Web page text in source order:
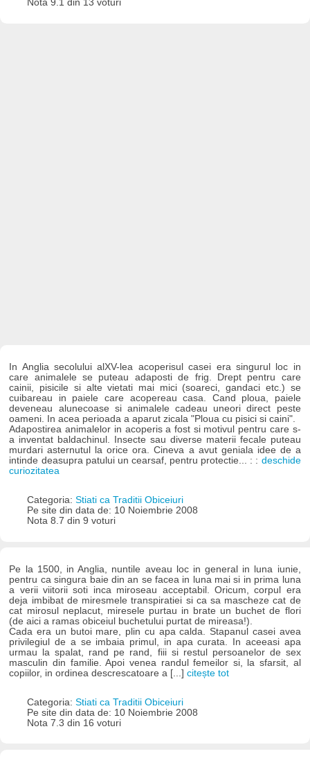
Nota 9.1 din 13 voturi
In Anglia secolului alXV-lea acoperisul casei era singurul loc in
care animalele se puteau adaposti de frig. Drept pentru care
cainii, pisicile si alte vietati mai mici (soareci, gandaci etc.) se
cuibareau in paiele care acopereau casa. Cand ploua, paiele
deveneau alunecoase si animalele cadeau uneori direct peste
oameni. In acea perioada a aparut zicala "Ploua cu pisici si caini".
Adapostirea animalelor in acoperis a fost si motivul pentru care s-
a inventat baldachinul. Insecte sau diverse materii fecale puteau
murdari asternutul la orice ora. Cineva a avut geniala idee de a
intinde deasupra patului un cearsaf, pentru protectie... : : deschide
curiozitatea
Categoria: Stiati ca Traditii Obiceiuri
Pe site din data de: 10 Noiembrie 2008
Nota 8.7 din 9 voturi
Pe la 1500, in Anglia, nuntile aveau loc in general in luna iunie,
pentru ca singura baie din an se facea in luna mai si in prima luna
a verii viitorii soti inca miroseau acceptabil. Oricum, corpul era
deja imbibat de miresmele transpiratiei si ca sa mascheze cat de
cat mirosul neplacut, miresele purtau in brate un buchet de flori
(de aici a ramas obiceiul buchetului purtat de mireasa!).
Cada era un butoi mare, plin cu apa calda. Stapanul casei avea
privilegiul de a se imbaia primul, in apa curata. In aceeasi apa
urmau la spalat, rand pe rand, fiii si restul persoanelor de sex
masculin din familie. Apoi venea randul femeilor si, la sfarsit, al
copiilor, in ordinea descrescatoare a [...]citește tot
Categoria: Stiati ca Traditii Obiceiuri
Pe site din data de: 10 Noiembrie 2008
Nota 7.3 din 16 voturi